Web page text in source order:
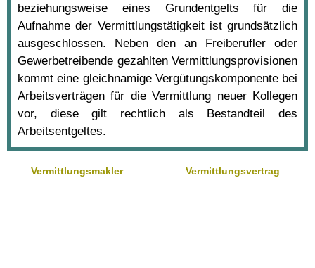
beziehungsweise eines Grundentgelts für die
Aufnahme der Vermittlungstätigkeit ist grundsätzlich
ausgeschlossen. Neben den an Freiberufler oder
Gewerbetreibende gezahlten Vermittlungsprovisionen
kommt eine gleichnamige Vergütungskomponente bei
Arbeitsverträgen für die Vermittlung neuer Kollegen
vor, diese gilt rechtlich als Bestandteil des
Arbeitsentgeltes.
Vermittlungsmakler Vermittlungsvertrag